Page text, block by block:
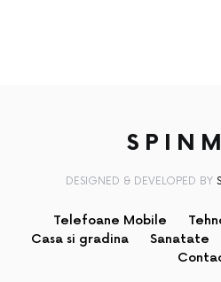
DESIGNED & DEVELOPED BY
Telefoane Mobile
Casa si gradina
Sanatate